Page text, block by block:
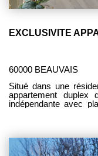
60000 BEAUVAIS
Situé dans une
appartement duplex d'environ
indépendante avec
AVEC ASCENSEUR !